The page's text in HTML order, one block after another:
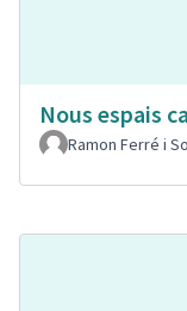
Nous espais
Ramon Ferré i